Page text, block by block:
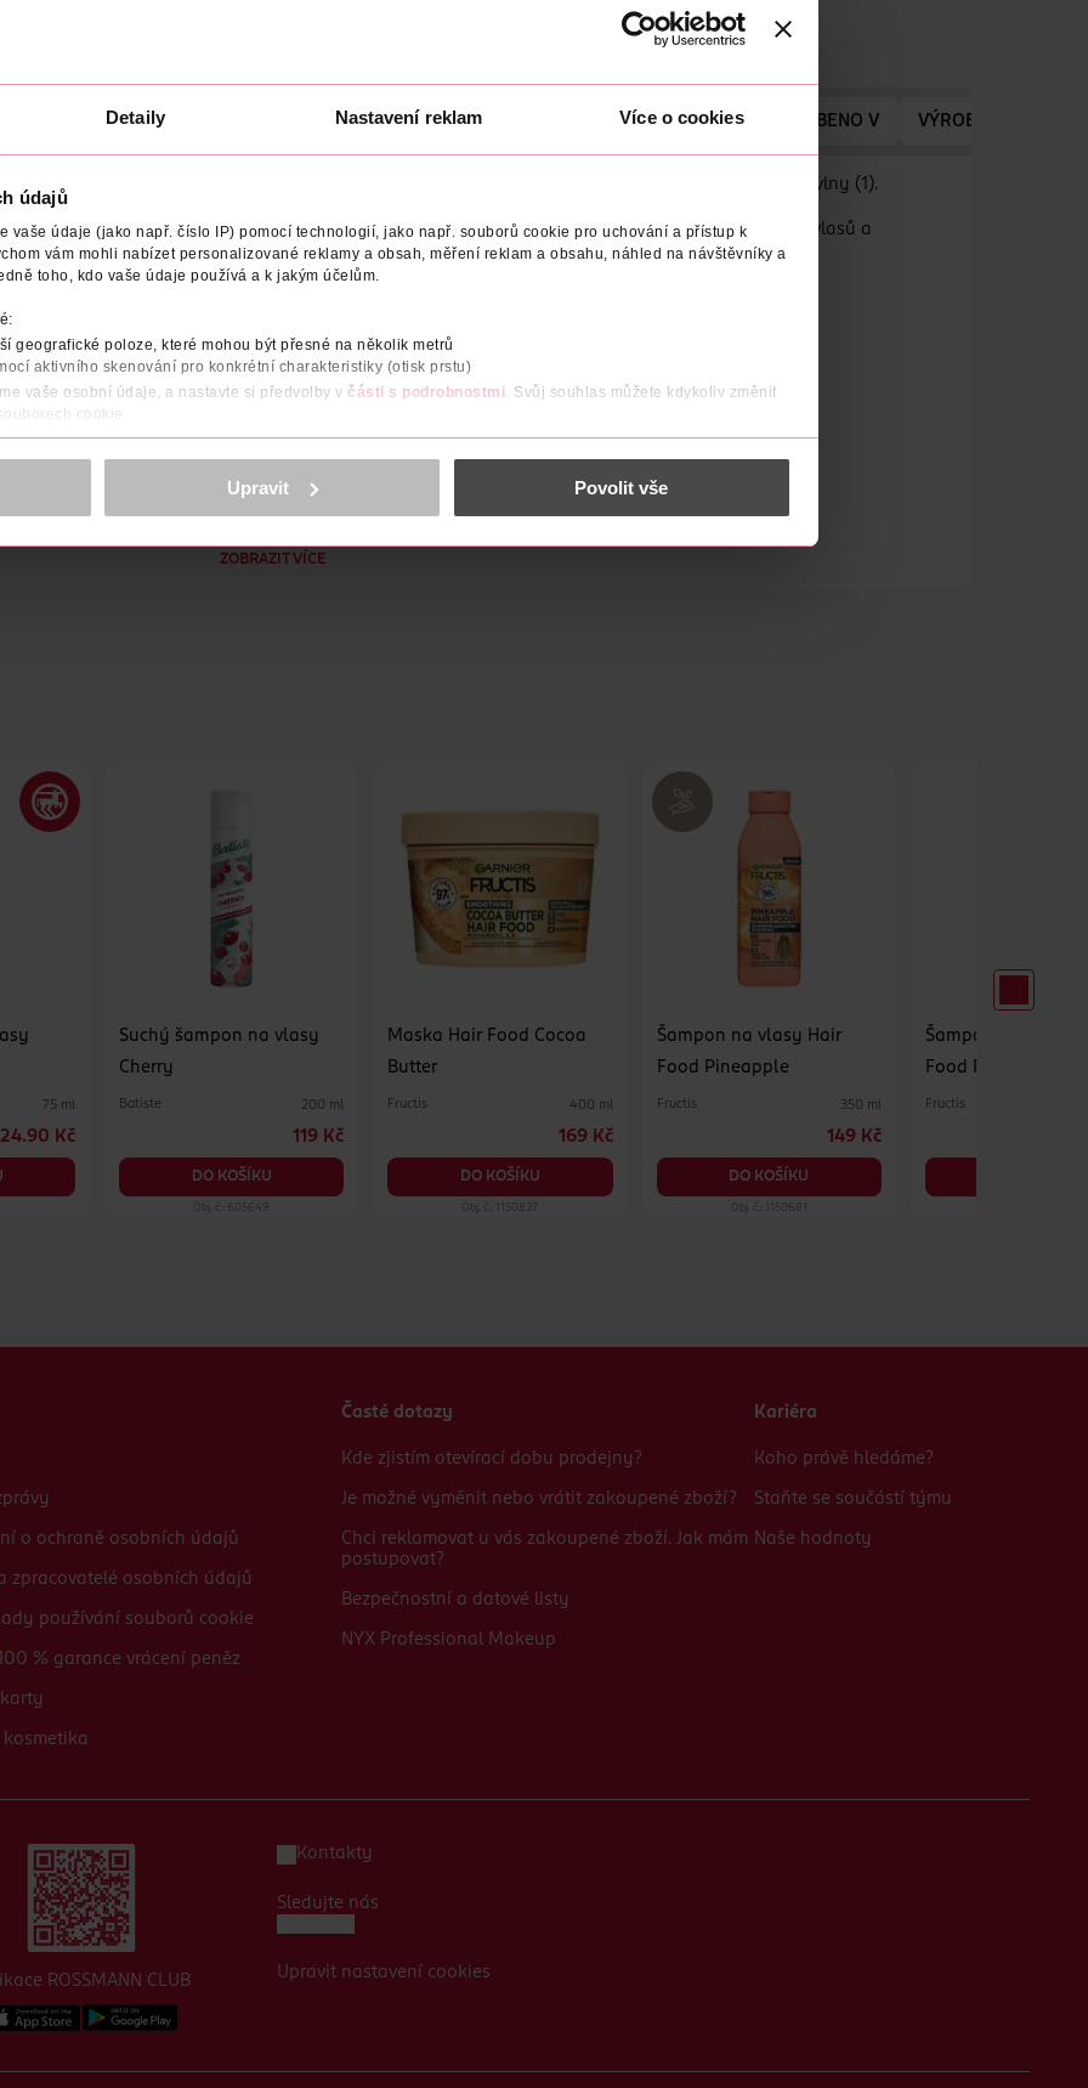
Detaily Nastavení reklam Více o cookies
údajů
vaše údaje (jako např. číslo IP) pomocí technologií, jako např. souborů cookie pro uchování a přístup k
vám mohli nabízet personalizované reklamy a obsah, měření reklam a obsahu, náhled na návštěvníky a
toho, kdo vaše údaje používá a k jakým účelům.
geografické poloze, které mohou být přesné na několik metrů
aktivního skenování pro konkrétní charakteristiky (otisk prstu)
vaše osobní údaje, a nastavte si předvolby v části s podrobnostmi. Svůj souhlas můžete kdykoliv změnit
cookie.
a reklam, funkcí sociálních médií, analýze návštěvnosti, které mohou nést osobní údaje.
osobních údajů.
<
Upravit Povolit vše
OBJEM NÁZEV VÝROBCE/DODAVATELE ADRESA VÝROBCE/DODAVATELE VYROBENO V VÝROBCE/
vlasy, který intenzivně obnovuje vlny a usnadňuje rozčesávání bez zatížení. Až 72h uhlazené vlny (1).
veganský* Hair Food balzám z 97 % přírodního původu: jeho lehká textura okamžitě proniká do vlasů a
*Veganské složení: bez složek živočišného původu nebo jejich derivátů.
nebo ekvivalentních testů)
ZOBRAZIT VÍCE
75 ml
24.90 Kč
Suchý šampon na vlasy
Cherry
Batiste 200 ml
119 Kč
DO KOŠÍKU
Obj. č.: 605649
Maska Hair Food Cocoa
Butter
Fructis 400 ml
169 Kč
DO KOŠÍKU
Obj. č.: 1150827
Šampon na vlasy Hair
Food Pineapple
Fructis 350 ml
149 Kč
DO KOŠÍKU
Obj. č.: 1150681
Šampon na vlasy
Food Papaya
Fructis
o ochraně osobních údajů
zpracovatelé osobních údajů
používání souborů cookie
% garance vrácení peněz
kosmetika
Časté dotazy
Kde zjistím otevírací dobu prodejny?
Je možné vyměnit nebo vrátit zakoupené zboží?
Chci reklamovat u vás zakoupené zboží. Jak mám
postupovat?
Bezpečnostní a datové listy
NYX Professional Makeup
Kariéra
Koho právě hledáme?
Staňte se součástí týmu
Naše hodnoty
ROSSMANN CLUB
Kontakty
Sledujte nás
Upravit nastavení cookies